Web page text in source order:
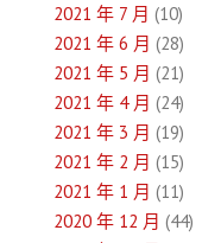
2021 年 7 月 (10)
2021 年 6 月 (28)
2021 年 5 月 (21)
2021 年 4 月 (24)
2021 年 3 月 (19)
2021 年 2 月 (15)
2021 年 1 月 (11)
2020 年 12 月 (44)